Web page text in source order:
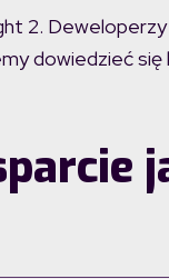
2.
dowiedzieć się